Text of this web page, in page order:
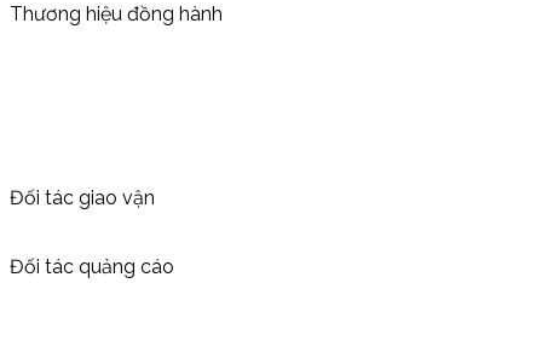
Thương hiệu đồng hành
Đối tác giao vận
Đối tác quảng cáo